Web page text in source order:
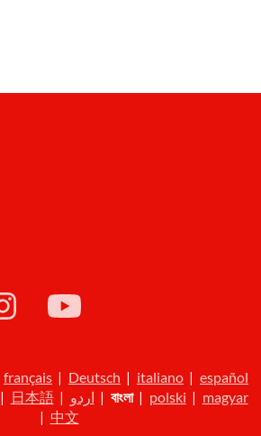
français | Deutsch | italiano | español
| 日本語| اردو | বাংলা| polski | magyar
| 中文